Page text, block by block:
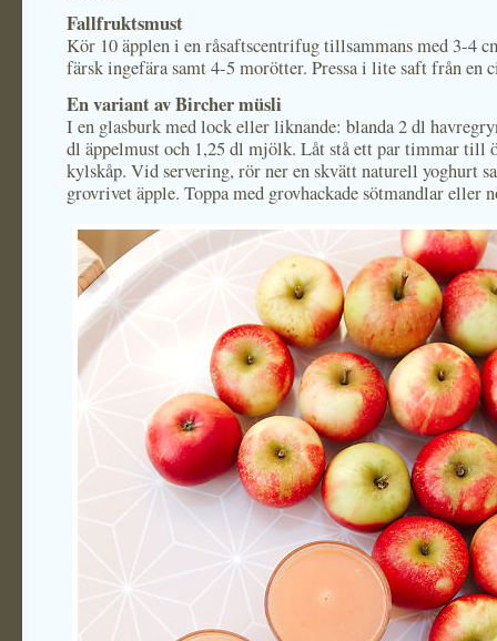
Fallfruktsmust
Kör 10 äpplen i en råsaftscentrifug tillsammans med 3-4
färsk ingefära samt 4-5 morötter. Pressa i lite saft från en
En variant av Bircher müsli
I en glasburk med lock eller liknande: blanda 2 dl
dl äppelmust och 1,25 dl mjölk. Låt stå ett par timmar till
kylskåp. Vid servering, rör ner en skvätt naturell yoghurt
grovrivet äpple. Toppa med grovhackade sötmandlar eller